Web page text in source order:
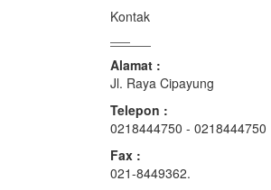
Kontak
Alamat :
Jl. Raya Cipayung
Telepon :
0218444750 - 0218444750
Fax :
021-8449362.